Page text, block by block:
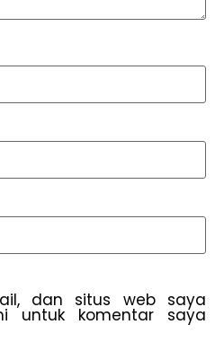
dan situs web saya
untuk komentar saya